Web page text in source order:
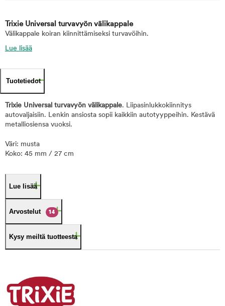
Trixie Universal turvavyön välikappale
Välikappale koiran kiinnittämiseksi turvavöihin.
Lue lisää
Tuotetiedot
Trixie Universal turvavyön välikappale. Liipasinlukkokiinnitys
autovaljaisiin. Lenkin ansiosta sopii kaikkiin autotyyppeihin. Kestävä
metalliosiensa vuoksi.
Väri: musta
Koko: 45 mm / 27 cm
Lue lisää
Arvostelut 14
Kysy meiltä tuotteesta